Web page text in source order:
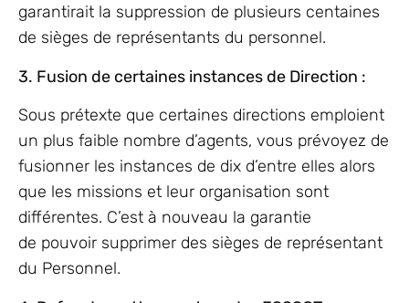
garantirait la suppression de plusieurs centaines
de sièges de représentants du personnel.
3. Fusion de certaines instances de Direction :
Sous prétexte que certaines directions emploient
un plus faible nombre d’agents, vous prévoyez de
fusionner les instances de dix d’entre elles alors
que les missions et leur organisation sont
différentes. C’est à nouveau la garantie
de pouvoir supprimer des sièges de représentant
du Personnel.